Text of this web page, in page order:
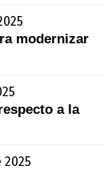
modernizar
a la